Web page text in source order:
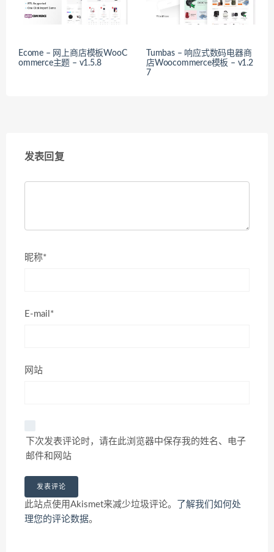
Ecome – 网上商店模板WooC
ommerce主题 – v1.5.8
Tumbas – 响应式数码电器商
店Woocommerce模板 – v1.2
7
发表回复
昵称*
E-mail*
网站
下次发表评论时，请在此浏览器中保存我的姓名、电子
邮件和网站
此站点使用Akismet来减少垃圾评论。
了解我们如何处
理您的评论数据。